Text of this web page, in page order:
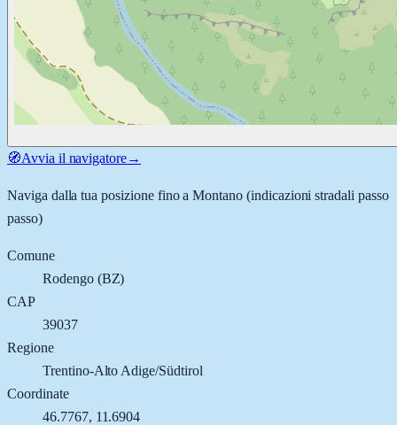
🧭Avvia il navigatore→
Naviga dalla tua posizione fino aMontano (indicazioni stradali passo
passo)
Comune
Rodengo(BZ)
CAP
39037
Regione
Trentino-Alto Adige/Südtirol
Coordinate
46.7767, 11.6904